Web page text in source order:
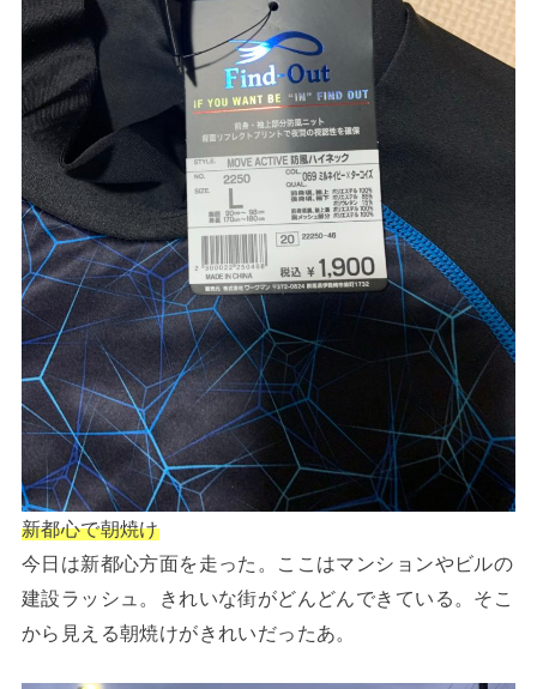
新都心で朝焼け
今日は新都心方面を走った。ここはマンションやビルの
建設ラッシュ。きれいな街がどんどんできている。そこ
から見える朝焼けがきれいだったあ。